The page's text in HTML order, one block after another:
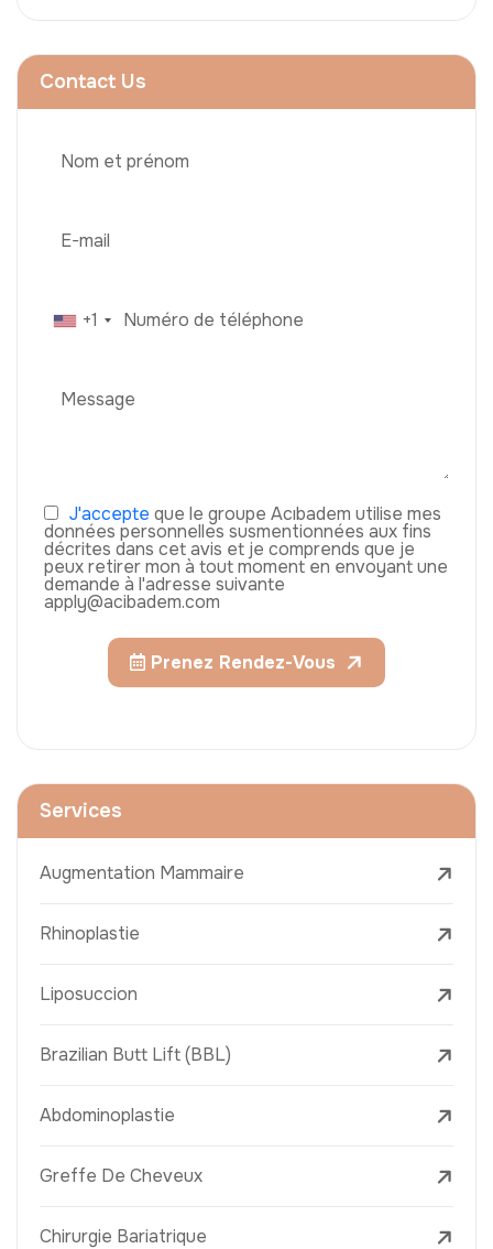
Contact Us
+1
J'accepte que le groupe Acıbadem utilise mes
données personnelles susmentionnées aux fins
décrites dans cet avis et je comprends que je
peux retirer mon à tout moment en envoyant une
demande à l'adresse suivante
apply@acibadem.com
Prenez Rendez-Vous
Services
Augmentation Mammaire
Rhinoplastie
Liposuccion
Brazilian Butt Lift (BBL)
Abdominoplastie
Greffe De Cheveux
Chirurgie Bariatrique